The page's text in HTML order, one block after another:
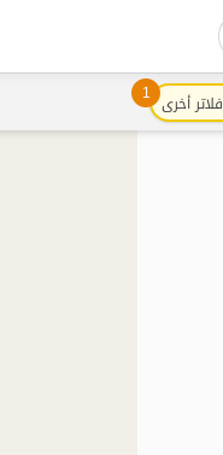
1 فلاتر أخرى